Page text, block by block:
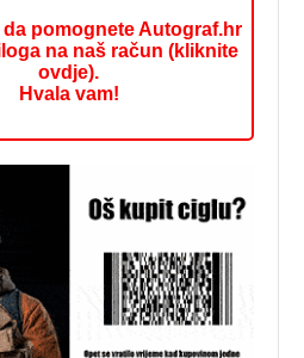
da pomognete Autograf.hr
na naš račun (kliknite
ovdje).
Hvala vam!